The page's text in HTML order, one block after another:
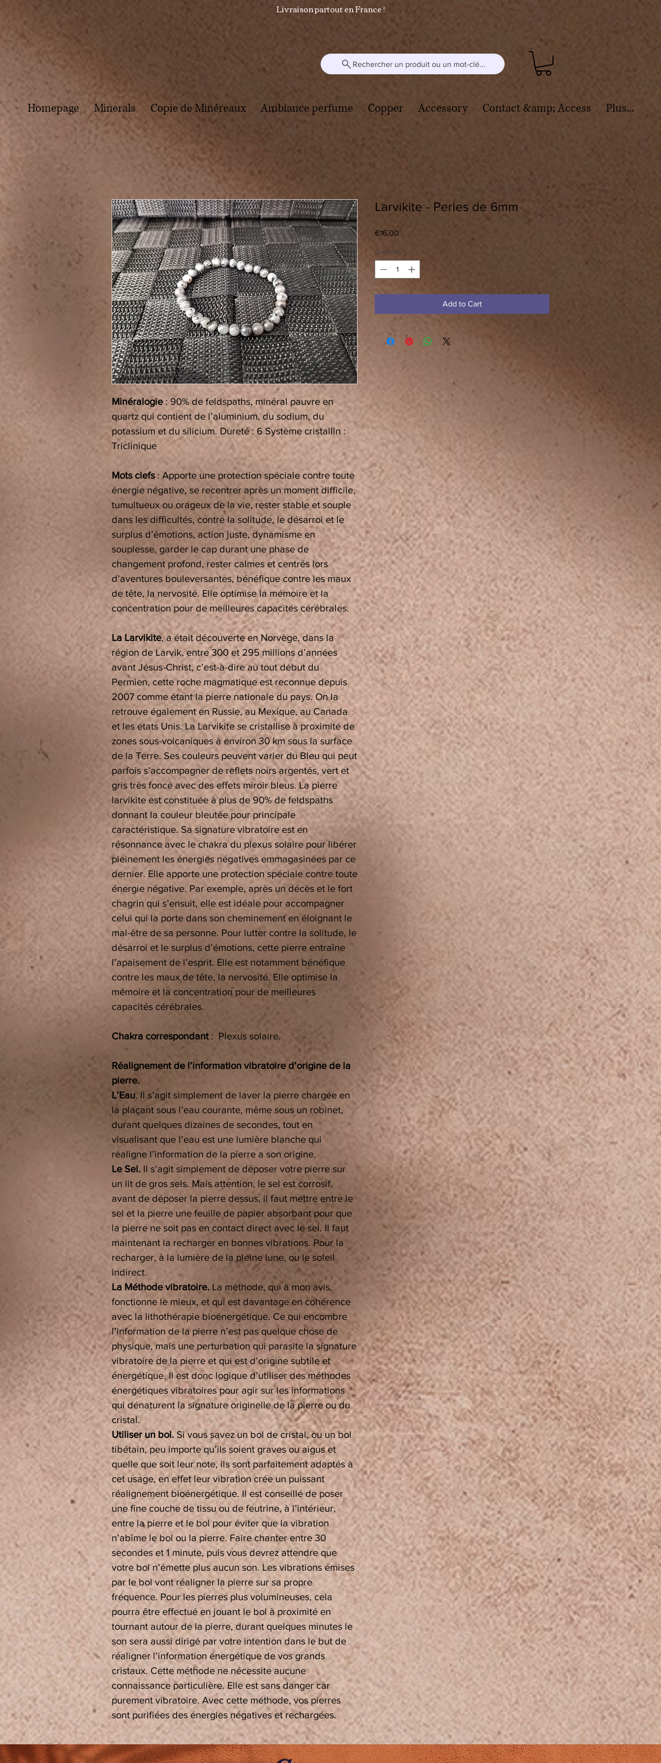
Livraison partout en France !
Rechercher un produit ou un mot-clé...
Homepage Minerals Copie de Minéreaux Ambiance perfume Copper Accessory Contact &amp; Access Plus...
Minéralogie : 90% de feldspaths, minéral pauvre en
quartz qui contient de l’aluminium, du sodium, du
potassium et du silicium. Dureté : 6 Système cristallin :
Triclinique
Mots clefs: Apporte une protection spéciale contre toute
énergie négative, se recentrer après un moment difficile,
tumultueux ou orageux de la vie, rester stable et souple
dans les difficultés, contre la solitude, le désarroi et le
surplus d’émotions, action juste, dynamisme en
souplesse, garder le cap durant une phase de
changement profond, rester calmes et centrés lors
d’aventures bouleversantes, bénéfique contre les maux
de tête, la nervosité. Elle optimise la mémoire et la
concentration pour de meilleures capacités cérébrales.
La Larvikite, a était découverte en Norvège, dans la
région de Larvik, entre 300 et 295 millions d’années
avant Jésus-Christ, c’est-à-dire au tout début du
Permien, cette roche magmatique est reconnue depuis
2007 comme étant la pierre nationale du pays. On la
retrouve également en Russie, au Mexique, au Canada
et les états Unis. La Larvikite se cristallise à proximité de
zones sous-volcaniques à environ 30 km sous la surface
de la Terre. Ses couleurs peuvent varier du Bleu qui peut
parfois s’accompagner de reflets noirs argentés, vert et
gris très foncé avec des effets miroir bleus. La pierre
larvikite est constituée à plus de 90% de feldspaths
donnant la couleur bleutée pour principale
caractéristique. Sa signature vibratoire est en
résonnance avec le chakra du plexus solaire pour libérer
pleinement les énergies négatives emmagasinées par ce
dernier. Elle apporte une protection spéciale contre toute
énergie négative. Par exemple, après un décès et le fort
chagrin qui s’ensuit, elle est idéale pour accompagner
celui qui la porte dans son cheminement en éloignant le
mal-être de sa personne. Pour lutter contre la solitude, le
désarroi et le surplus d’émotions, cette pierre entraîne
l’apaisement de l’esprit. Elle est notamment bénéfique
contre les maux de tête, la nervosité. Elle optimise la
mémoire et la concentration pour de meilleures
capacités cérébrales.
Chakra correspondant: Plexus solaire.
Réalignement de l’information vibratoire d’origine de la
pierre.
L’Eau. Il s’agit simplement de laver la pierre chargée en
la plaçant sous l’eau courante, même sous un robinet,
durant quelques dizaines de secondes, tout en
visualisant que l’eau est une lumière blanche qui
réaligne l’information de la pierre a son origine.
Le Sel. Il s’agit simplement de déposer votre pierre sur
un lit de gros sels. Mais attention, le sel est corrosif,
avant de déposer la pierre dessus, il faut mettre entre le
sel et la pierre une feuille de papier absorbant pour que
la pierre ne soit pas en contact direct avec le sel. Il faut
maintenant la recharger en bonnes vibrations. Pour la
recharger, à la lumière de la pleine lune, ou le soleil
indirect.
La Méthode vibratoire. La méthode, qui à mon avis,
fonctionne le mieux, et qui est davantage en cohérence
avec la lithothérapie bioénergétique. Ce qui encombre
l’information de la pierre n’est pas quelque chose de
physique, mais une perturbation qui parasite la signature
vibratoire de la pierre et qui est d’origine subtile et
énergétique. Il est donc logique d’utiliser des méthodes
énergétiques vibratoires pour agir sur les informations
qui dénaturent la signature originelle de la pierre ou du
cristal.
Utiliser un bol. Si vous savez un bol de cristal, ou un bol
tibétain, peu importe qu’ils soient graves ou aigus et
quelle que soit leur note, ils sont parfaitement adaptés à
cet usage, en effet leur vibration crée un puissant
réalignement bioénergétique. Il est conseillé de poser
une fine couche de tissu ou de feutrine, à l’intérieur,
entre la pierre et le bol pour éviter que la vibration
n’abîme le bol ou la pierre. Faire chanter entre 30
secondes et 1 minute, puis vous devrez attendre que
votre bol n’émette plus aucun son. Les vibrations émises
par le bol vont réaligner la pierre sur sa propre
fréquence. Pour les pierres plus volumineuses, cela
pourra être effectué en jouant le bol à proximité en
tournant autour de la pierre, durant quelques minutes le
son sera aussi dirigé par votre intention dans le but de
réaligner l’information énergétique de vos grands
cristaux. Cette méthode ne nécessite aucune
connaissance particulière. Elle est sans danger car
purement vibratoire. Avec cette méthode, vos pierres
sont purifiées des énergies négatives et rechargées.
Larvikite - Perles de 6mm
€16.00
Quantity *
Add to Cart